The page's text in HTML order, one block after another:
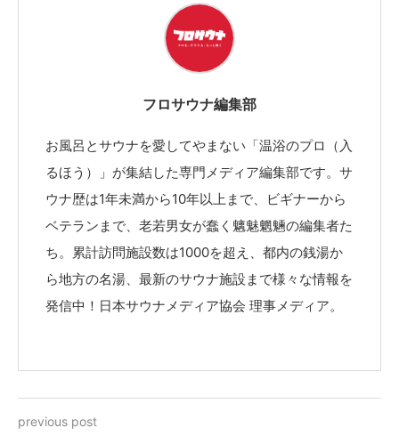
フロサウナ編集部
お風呂とサウナを愛してやまない「温浴のプロ（入
るほう）」が集結した専門メディア編集部です。サ
ウナ歴は1年未満から10年以上まで、ビギナーから
ベテランまで、老若男女が蠢く魑魅魍魎の編集者た
ち。累計訪問施設数は1000を超え、都内の銭湯か
ら地方の名湯、最新のサウナ施設まで様々な情報を
発信中！日本サウナメディア協会 理事メディア。
previous post